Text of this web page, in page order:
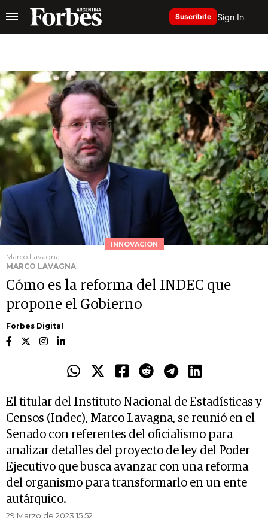
Suscribite Sign In
INNOVACIÓN
Marco Lavagna
MARCO LAVAGNA
Cómo es la reforma del INDEC que
propone el Gobierno
Forbes Digital
El titular del Instituto Nacional de Estadísticas y
Censos (Indec), Marco Lavagna, se reunió en el
Senado con referentes del oficialismo para
analizar detalles del proyecto de ley del Poder
Ejecutivo que busca avanzar con una reforma
del organismo para transformarlo en un ente
autárquico.
29 Marzo de 2023 15.52